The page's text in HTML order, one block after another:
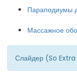
Параподиумы
Массажное
Слайдер (So Extra